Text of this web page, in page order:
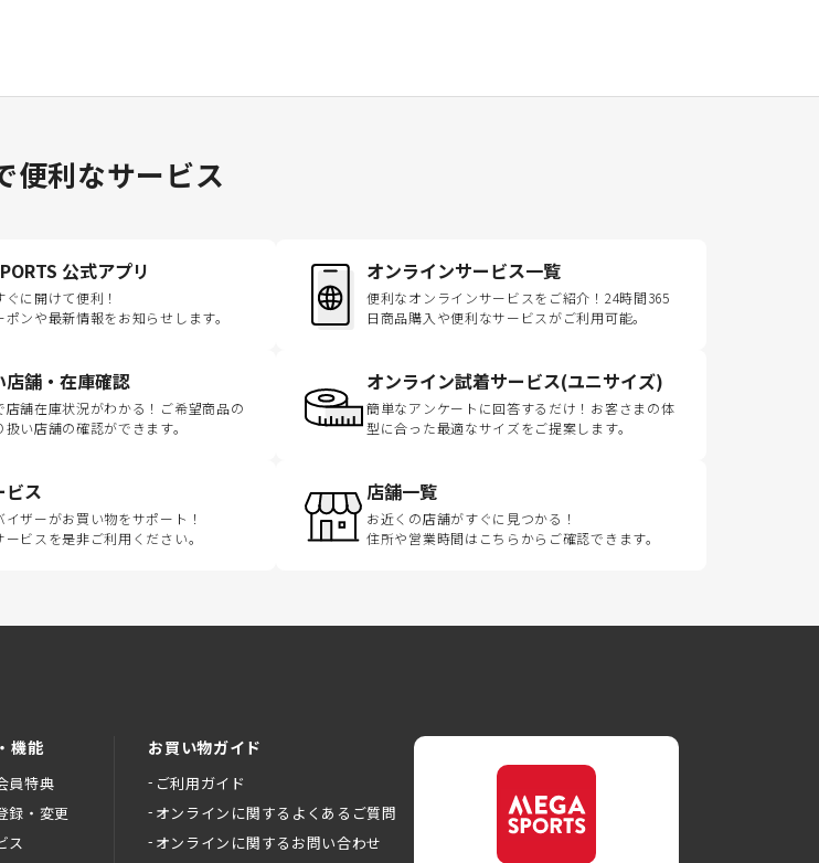
便利なサービス
公式アプリ
に開けて便利！
ポンや最新情報をお知らせします。
オンラインサービス一覧
便利なオンラインサービスをご紹介！24時間365
日商品購入や便利なサービスがご利用可能。
店舗・在庫確認
店舗在庫状況がわかる！ご希望商品の
い店舗の確認ができます。
オンライン試着サービス(ユニサイズ)
簡単なアンケートに回答するだけ！お客さまの体
型に合った最適なサイズをご提案します。
ビス
ザーがお買い物をサポート！
ビスを是非ご利用ください。
店舗一覧
お近くの店舗がすぐに見つかる！
住所や営業時間はこちらからご確認できます。
機能
員特典
録・変更
ス
お買い物ガイド
ご利用ガイド
オンラインに関するよくあるご質問
オンラインに関するお問い合わせ